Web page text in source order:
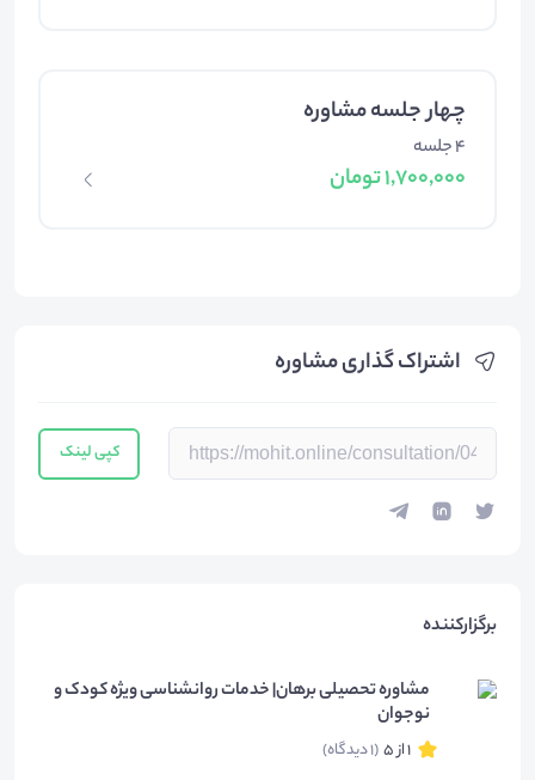
چهار جلسه مشاوره
4 جلسه
1,700,000 تومان
اشتراک گذاری مشاوره
کپی لینک
برگزارکننده
مشاوره تحصیلی برهان| خدمات روانشناسی ویژه کودک و
نوجوان
1 از 5 (1 دیدگاه)